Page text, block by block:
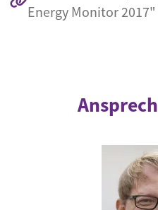
Energy Monitor 2017"